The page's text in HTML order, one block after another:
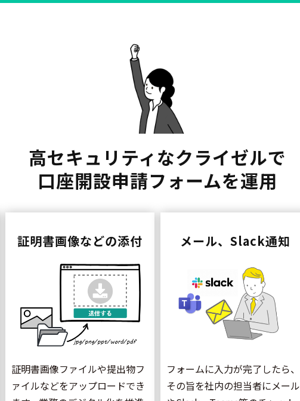
高セキュリティなクライゼルで
口座開設申請フォームを運用
証明書画像などの添付
証明書画像ファイルや提出物フ
ァイルなどをアップロードでき
メール、Slack通知
フォームに入力が完了したら、
その旨を社内の担当者にメール